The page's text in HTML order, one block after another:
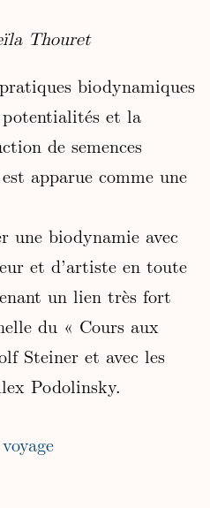
Thouret
biodynamiques
et la
de semences
apparue comme une
une biodynamie avec
et d’artiste en toute
un lien très fort
du « Cours aux
Steiner et avec les
Podolinsky.